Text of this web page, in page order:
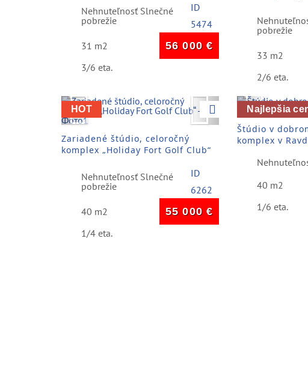
Nehnuteľnosť Slnečné
pobrežie
ID
5474
31 m2
56 000€
3/6 eta.
pobrežie
33 m2
2/6 eta.
Previous Next
HOT
Zariadené štúdio, celoročný
komplex „Holiday Fort Golf Club“
Nehnuteľnosť Slnečné
pobrežie
ID
6262
40 m2
55 000€
1/4 eta.
Previous
Najlepšia
Štúdio v
komplex v
40 m2
1/6 eta.